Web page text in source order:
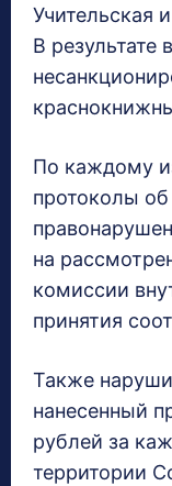
Учительская
В результате
По каждому
протоколы
на
комиссии
принятия
Также
нанесенный
рублей за
территории